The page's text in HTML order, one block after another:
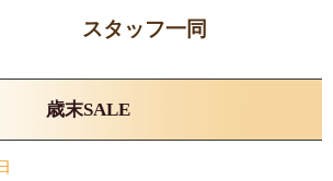
フ一同
歳末SALE